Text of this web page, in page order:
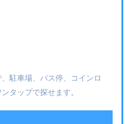
駐車場、バス停、コインロ
タップで探せます。